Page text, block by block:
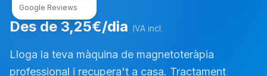
Google Reviews
Des de 3,25€/dia IVA incl.
Lloga la teva màquina de magnetoteràpia
professional i recupera't a casa. Tractament